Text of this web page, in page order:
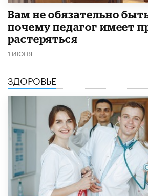
​Вам не обязательно
почему педагог имеет
растеряться
1 ИЮНЯ
ЗДОРОВЬЕ